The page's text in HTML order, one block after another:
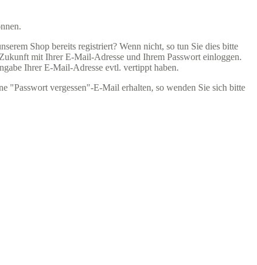
Shop bereits registriert? Wenn nicht, so tun Sie dies bitte
mit Ihrer E-Mail-Adresse und Ihrem Passwort einloggen.
Ihrer E-Mail-Adresse evtl. vertippt haben.
"Passwort vergessen"-E-Mail erhalten, so wenden Sie sich bitte